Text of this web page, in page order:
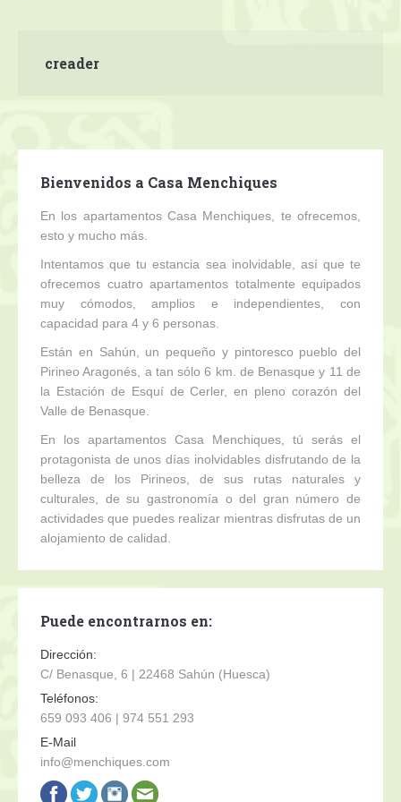
creader
Bienvenidos a Casa Menchiques
En los apartamentos Casa Menchiques, te ofrecemos,
esto y mucho más.
Intentamos que tu estancia sea inolvidable, así que te
ofrecemos cuatro apartamentos totalmente equipados
muy cómodos, amplios e independientes, con
capacidad para 4 y 6 personas.
Están en Sahún, un pequeño y pintoresco pueblo del
Pirineo Aragonés, a tan sólo 6 km. de Benasque y 11 de
la Estación de Esquí de Cerler, en pleno corazón del
Valle de Benasque.
En los apartamentos Casa Menchiques, tú serás el
protagonista de unos días inolvidables disfrutando de la
belleza de los Pirineos, de sus rutas naturales y
culturales, de su gastronomía o del gran número de
actividades que puedes realizar mientras disfrutas de un
alojamiento de calidad.
Puede encontrarnos en:
Dirección:
C/ Benasque, 6 | 22468 Sahún (Huesca)
Teléfonos:
659 093 406 | 974 551 293
E-Mail
info@menchiques.com